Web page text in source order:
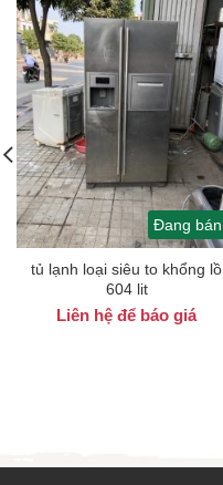
Đang bán
tủ lạnh loại siêu to khổng lồ
604 lit
Liên hệ để báo giá